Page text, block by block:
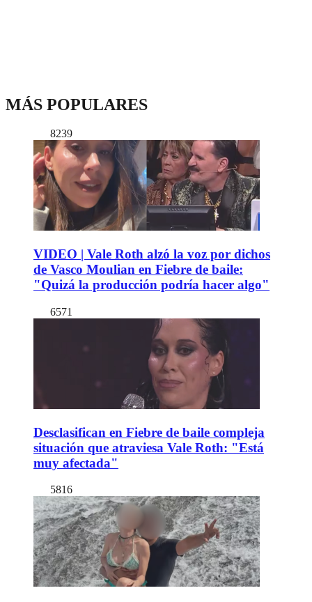
MÁS POPULARES
8239
VIDEO | Vale Roth alzó la voz por dichos
de Vasco Moulian en Fiebre de baile:
"Quizá la producción podría hacer algo"
6571
Desclasifican en Fiebre de baile compleja
situación que atraviesa Vale Roth: "Está
muy afectada"
5816